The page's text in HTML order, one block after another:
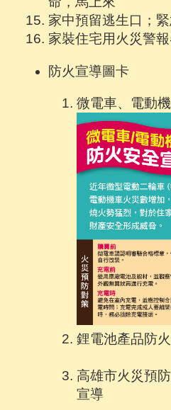
家中預留逃生口；
家裝住宅用火災警
防火宣導圖卡
微電車、電動
鋰電池產品防
高雄市火災預
宣導